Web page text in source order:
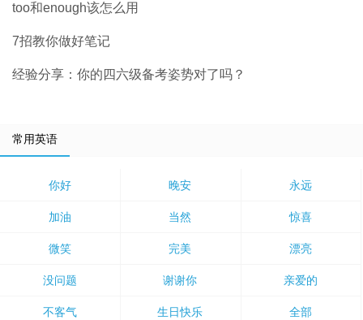
too和enough该怎么用
7招教你做好笔记
经验分享：你的四六级备考姿势对了吗？
常用英语
你好 晚安 永远
加油 当然 惊喜
微笑 完美 漂亮
没问题 谢谢你 亲爱的
不客气 生日快乐 全部